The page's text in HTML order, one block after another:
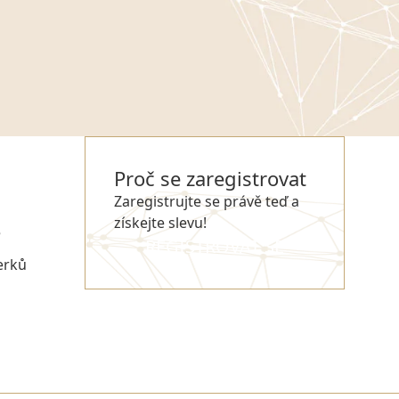
Proč se zaregistrovat
Zaregistrujte se právě teď a
získejte slevu!
REGISTROVAT SE